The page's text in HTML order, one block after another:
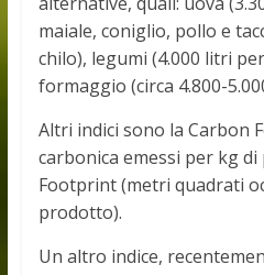
maiale, coniglio, pollo e
chilo), legumi (4.000 litri
formaggio (circa 4.800-
Altri indici sono la Carbon
carbonica emessi per kg di
Footprint (metri quadrati
prodotto).
Un altro indice,